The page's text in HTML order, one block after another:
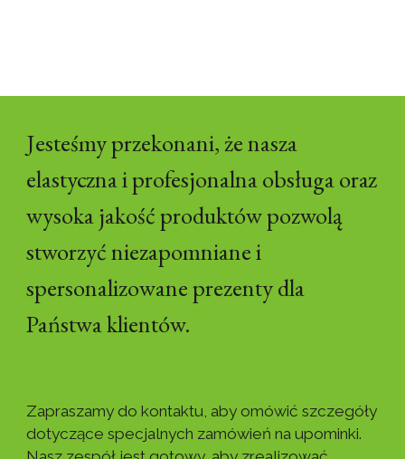
Jesteśmy przekonani, że nasza
elastyczna i profesjonalna obsługa oraz
wysoka jakość produktów pozwolą
stworzyć niezapomniane i
spersonalizowane prezenty dla
Państwa klientów.
Zapraszamy do kontaktu, aby omówić szczegóły
dotyczące specjalnych zamówień na upominki.